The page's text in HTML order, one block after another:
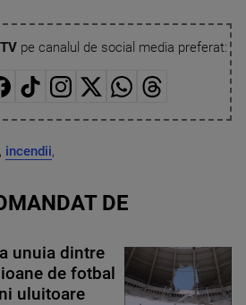
pe canalul de social media preferat:
, incendii,
DE
unuia dintre
de fotbal
uluitoare